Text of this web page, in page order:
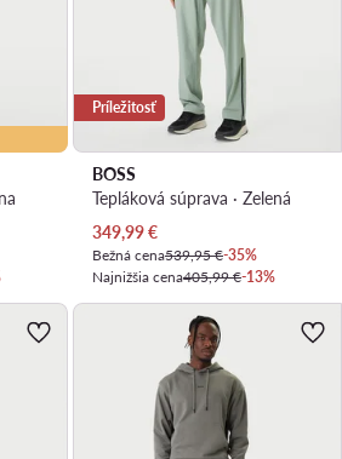
Príležitosť
BOSS
Tepláková súprava · Zelená
Aktuálna cena
349,99€
Bežná cena539,95 €-35%
Najnižšia cena405,99 €-13%